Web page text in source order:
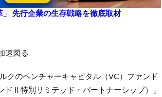
先行企業の生存戦略を徹底取材
速図る
クのベンチャーキャピタル（VC）ファンド
ドⅡ特別リミテッド・パートナーシップ）」